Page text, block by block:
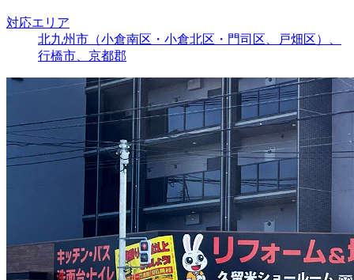
対応エリア
北九州市（小倉南区・小倉北区・門司区、戸畑区）、
行橋市、京都郡